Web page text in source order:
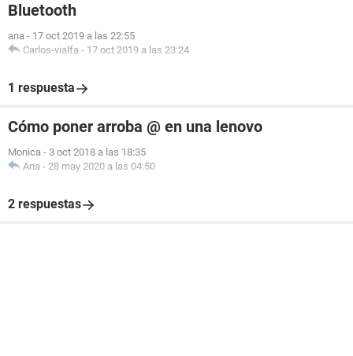
Bluetooth
ana - 17 oct 2019 a las 22:55
Carlos-vialfa - 17 oct 2019 a las 23:24
1 respuesta
Cómo poner arroba @ en una lenovo
Monica - 3 oct 2018 a las 18:35
Ana - 28 may 2020 a las 04:50
2 respuestas